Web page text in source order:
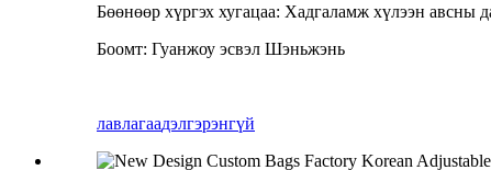
Бөөнөөр хүргэх хугацаа: Хадгаламж хүлээн авсны
Боомт: Гуанжоу эсвэл Шэньжэнь
лавлагаадэлгэрэнгүй